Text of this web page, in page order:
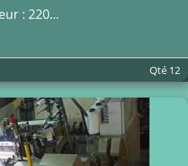
: 220...
Qté 12